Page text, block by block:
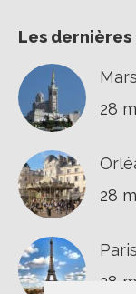
Les
28
28
28